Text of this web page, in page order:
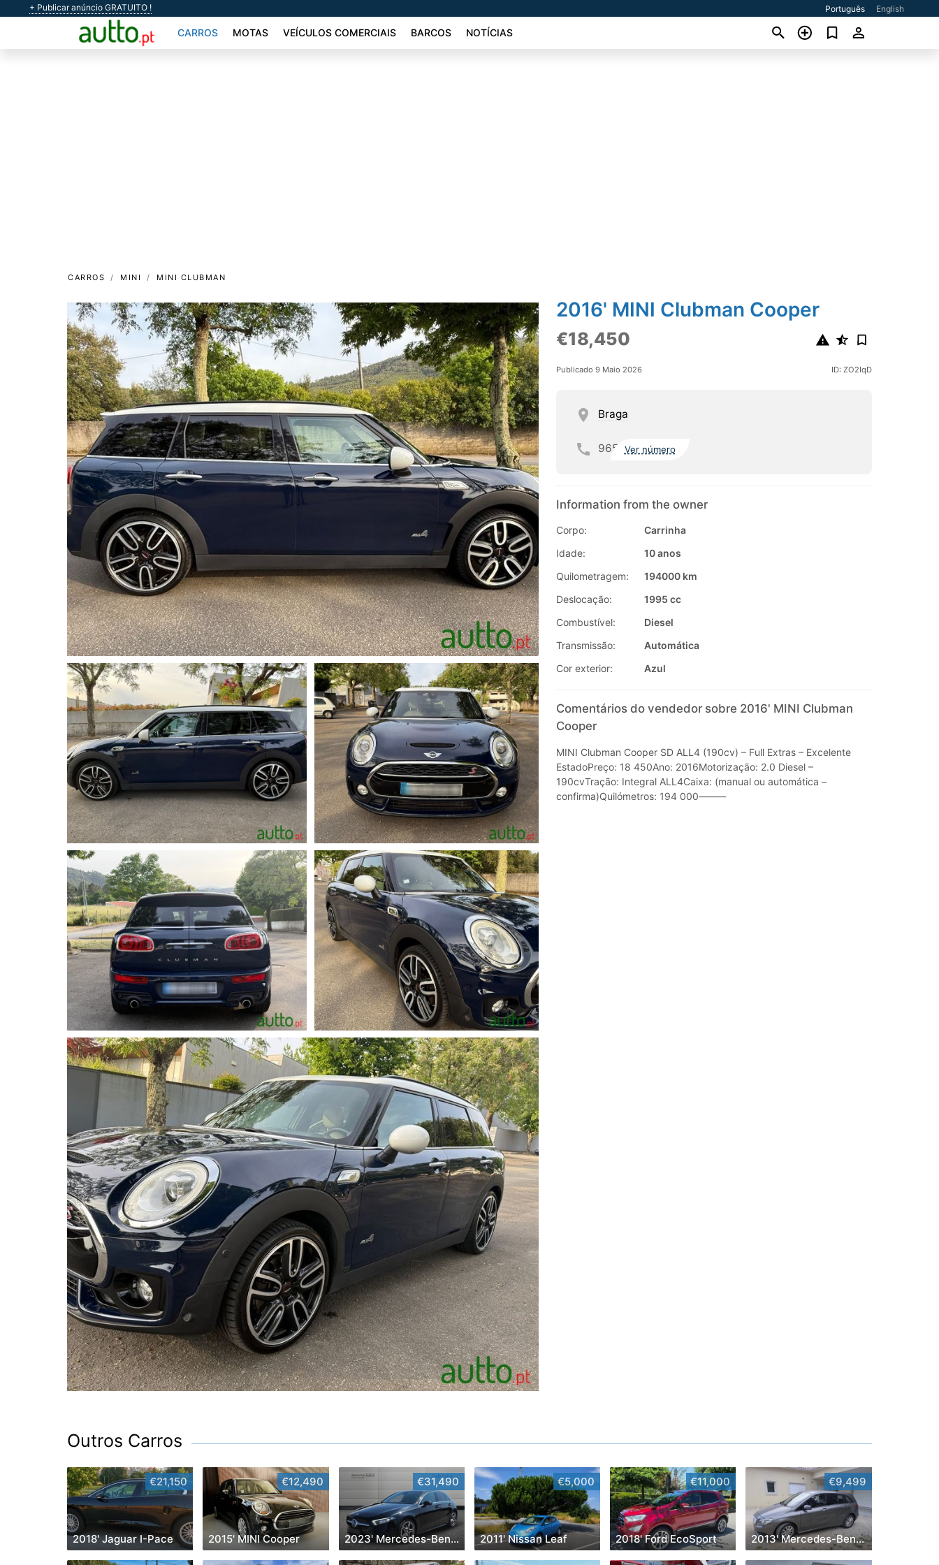
+ Publicar anúncio GRATUITO ! Português English
CARROS MOTAS VEÍCULOS COMERCIAIS BARCOS NOTÍCIAS
CARROS MINI MINI CLUBMAN
2016' MINI Clubman Cooper
€18,450
Publicado 9 Maio 2026 ID: ZO2IqD
Braga
965 Ver número
Information from the owner
Corpo:
Carrinha
Idade:
10 anos
Quilometragem:
194000 km
Deslocação:
1995 cc
Combustível:
Diesel
Transmissão:
Automática
Cor exterior:
Azul
Comentários do vendedor sobre 2016' MINI Clubman
Cooper
MINI Clubman Cooper SD ALL4 (190cv) – Full Extras – Excelente
EstadoPreço: 18 450Ano: 2016Motorização: 2.0 Diesel –
190cvTração: Integral ALL4Caixa: (manual ou automática –
confirma)Quilómetros: 194 000⸻
Outros Carros
€21,150
2018' Jaguar I-Pace
€12,490
2015' MINI Cooper
€31,490
2023' Mercedes-Benz Classe A D Amg Line Aut.
€5,000
2011' Nissan Leaf
€11,000
2018' Ford EcoSport
€9,499
2013' Mercedes-Benz Classe B Cdi Style Aut.